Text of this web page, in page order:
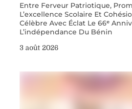
Entre Ferveur Patriotique,
L’excellence Scolaire Et
Célèbre Avec Éclat Le 66ᵉ
L’indépendance Du Bénin
3 août 2026